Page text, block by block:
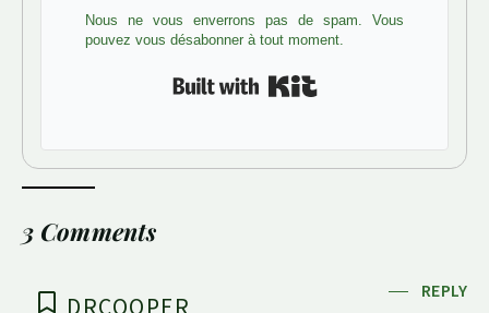
Nous ne vous enverrons pas de spam. Vous
pouvez vous désabonner à tout moment.
Built with Kit
3 Comments
DRCOOPER
REPLY